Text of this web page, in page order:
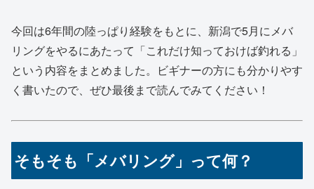
今回は6年間の陸っぱり経験をもとに、新潟で5月にメバ
リングをやるにあたって「これだけ知っておけば釣れる」
という内容をまとめました。ビギナーの方にも分かりやす
く書いたので、ぜひ最後まで読んでみてください！
そもそも「メバリング」って何？